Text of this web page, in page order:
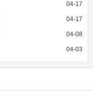
04-17
04-17
04-08
04-03